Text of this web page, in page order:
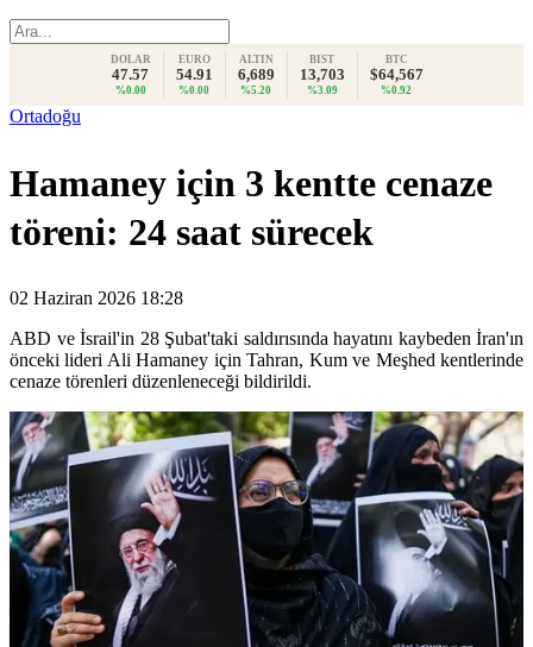
DOLAR
47.57
%0.00
EURO
54.91
%0.00
ALTIN
6,689
%5.20
BIST
13,703
%3.09
BTC
$64,567
%0.92
Ortadoğu
Hamaney için 3 kentte cenaze
töreni: 24 saat sürecek
02 Haziran 2026 18:28
ABD ve İsrail'in 28 Şubat'taki saldırısında hayatını kaybeden İran'ın
önceki lideri Ali Hamaney için Tahran, Kum ve Meşhed kentlerinde
cenaze törenleri düzenleneceği bildirildi.